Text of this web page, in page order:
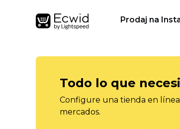
Prodaj na
Todo lo que
Configure una tienda en
mercados.